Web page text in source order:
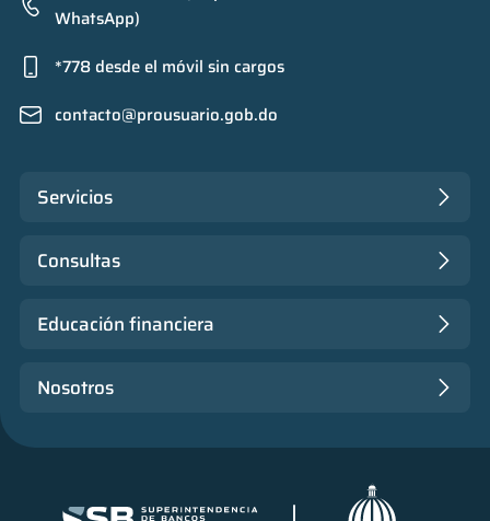
WhatsApp)
*778 desde el móvil sin cargos
contacto@prousuario.gob.do
Servicios
Consultas
Educación financiera
Nosotros